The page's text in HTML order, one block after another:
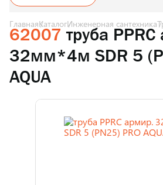
ГлавнаяКаталогИнженерная сантехника
62007 труба
32мм*4м SDR 5
AQUA